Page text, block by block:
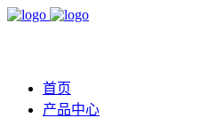
首页
产品中心